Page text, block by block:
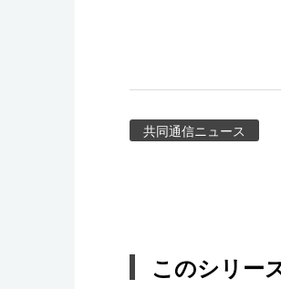
共同通信ニュース
このシリー